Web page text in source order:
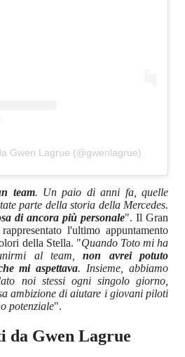
Gwen Lagrue (@gwenlagrue)
team. Un paio di anni fa, quelle
parte della storia della Mercedes.
di ancora più personale". Il Gran
l'ultimo appuntamento
della Stella. "Quando Toto mi ha
al team,non avrei potuto
mi aspettava. Insieme, abbiamo
noi stessi ogni singolo giorno,
ambizione di aiutare i giovani piloti
potenziale".
da Gwen Lagrue